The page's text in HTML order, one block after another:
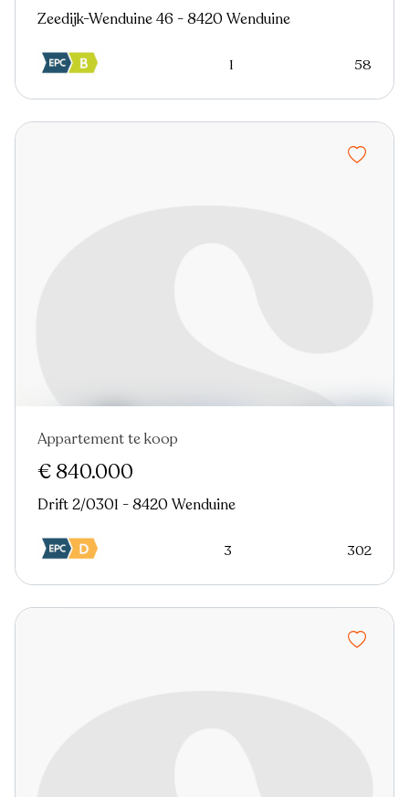
Zeedijk-Wenduine 46 - 8420 Wenduine
1 58
Appartement te koop
€ 840.000
Drift 2/0301 - 8420 Wenduine
3 302